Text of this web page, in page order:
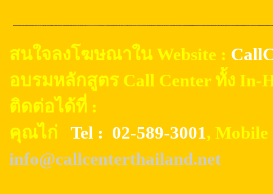
สนใจลงโฆษณาใน Website :
อบรมหลักสูตร Call Center ทั้ง In-
ติดต่อได้ที่ :
คุณไก่ Tel : 02-589-3001,
info@callcenterthailand.net